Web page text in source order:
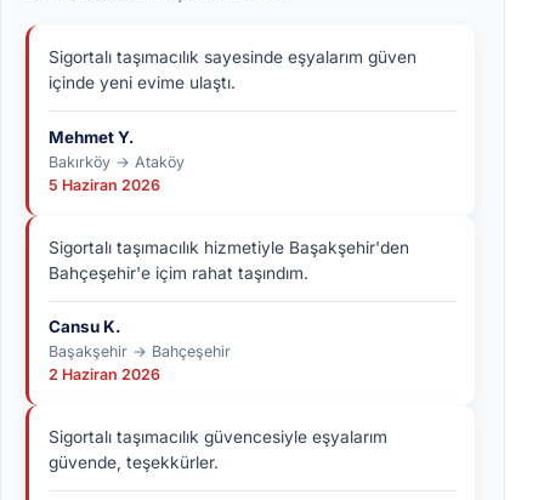
Sigortalı taşımacılık sayesinde eşyalarım güven
içinde yeni evime ulaştı.
Mehmet Y.
Bakırköy → Ataköy
5 Haziran 2026
Sigortalı taşımacılık hizmetiyle Başakşehir'den
Bahçeşehir'e içim rahat taşındım.
Cansu K.
Başakşehir → Bahçeşehir
2 Haziran 2026
Sigortalı taşımacılık güvencesiyle eşyalarım
güvende, teşekkürler.